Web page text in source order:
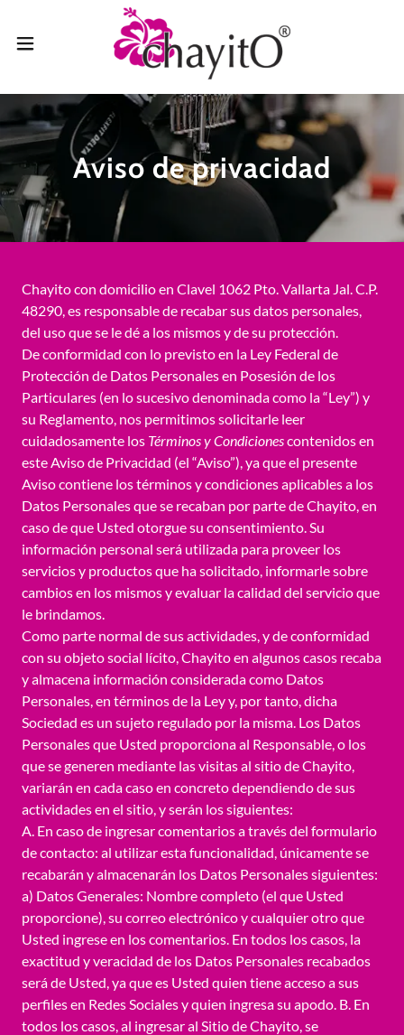
Aviso de privacidad
Chayito con domicilio en Clavel 1062 Pto. Vallarta Jal. C.P.
48290, es responsable de recabar sus datos personales,
del uso que se le dé a los mismos y de su protección.
De conformidad con lo previsto en la Ley Federal de
Protección de Datos Personales en Posesión de los
Particulares (en lo sucesivo denominada como la “Ley”) y
su Reglamento, nos permitimos solicitarle leer
cuidadosamente los Términos y Condicionescontenidos en
este Aviso de Privacidad (el “Aviso”), ya que el presente
Aviso contiene los términos y condiciones aplicables a los
Datos Personales que se recaban por parte de Chayito, en
caso de que Usted otorgue su consentimiento. Su
información personal será utilizada para proveer los
servicios y productos que ha solicitado, informarle sobre
cambios en los mismos y evaluar la calidad del servicio que
le brindamos.
Como parte normal de sus actividades, y de conformidad
con su objeto social lícito, Chayito en algunos casos recaba
y almacena información considerada como Datos
Personales, en términos de la Ley y, por tanto, dicha
Sociedad es un sujeto regulado por la misma. Los Datos
Personales que Usted proporciona al Responsable, o los
que se generen mediante las visitas al sitio de Chayito,
variarán en cada caso en concreto dependiendo de sus
actividades en el sitio, y serán los siguientes:
A. En caso de ingresar comentarios a través del formulario
de contacto: al utilizar esta funcionalidad, únicamente se
recabarán y almacenarán los Datos Personales siguientes:
a) Datos Generales: Nombre completo (el que Usted
proporcione), su correo electrónico y cualquier otro que
Usted ingrese en los comentarios. En todos los casos, la
exactitud y veracidad de los Datos Personales recabados
será de Usted, ya que es Usted quien tiene acceso a sus
perfiles en Redes Sociales y quien ingresa su apodo. B. En
todos los casos, al ingresar al Sitio de Chayito, se